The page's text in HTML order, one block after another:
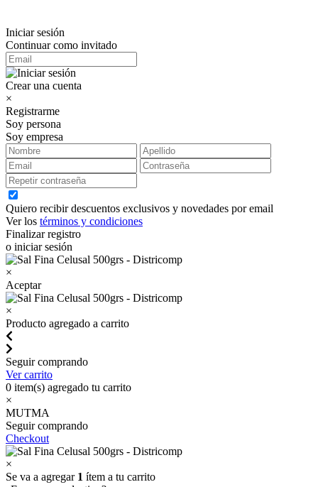
Iniciar sesión
Continuar como invitado
Crear una cuenta
×
Registrarme
Soy persona
Soy empresa
Quiero recibir descuentos exclusivos y novedades por email
Ver los términos y condiciones
Finalizar registro
o iniciar sesión
×
Aceptar
×
Producto agregado a carrito
Seguir comprando
Ver carrito
0 item(s) agregado tu carrito
×
MUTMA
Seguir comprando
Checkout
×
Se va a agregar 1 ítem a tu carrito